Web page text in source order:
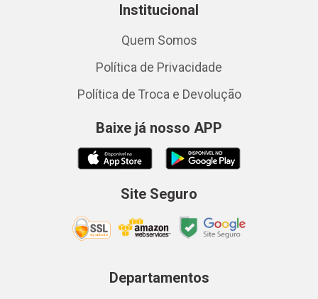
Institucional
Quem Somos
Política de Privacidade
Política de Troca e Devolução
Baixe já nosso APP
Site Seguro
Departamentos